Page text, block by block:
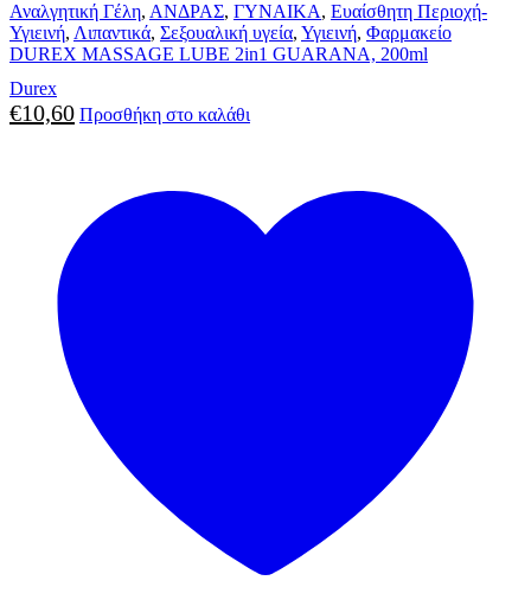
Αναλγητική Γέλη, ΑΝΔΡΑΣ, ΓΥΝΑΙΚΑ, Ευαίσθητη Περιοχή-
Υγιεινή, Λιπαντικά, Σεξουαλική υγεία, Υγιεινή, Φαρμακείο
DUREX MASSAGE LUBE 2in1 GUARANA, 200ml
Durex
€10,60 Προσθήκη στο καλάθι